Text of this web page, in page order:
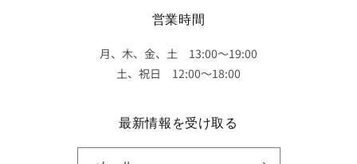
〇勤務時間:10:00～19:00 実働8時間 休憩1時間 〇年間休
日数:.120日 休日、休暇:有給休暇あり 〇月給：22万円
～ 経験、能力を考慮の上、社内規定により決定します。
試用期間あり：3ヶ月 ※残業制度あり ※通勤手当あり(月2
会社スタジオヨシミ銀座線、都営浅草線浅草駅より徒歩13
分 〇募集人数：1名ご希望される方は 下記アドレス、もし
営業時間
月、木、金、土 13:00〜19:00
土、祝日 12:00〜18:00
最新情報を受け取る